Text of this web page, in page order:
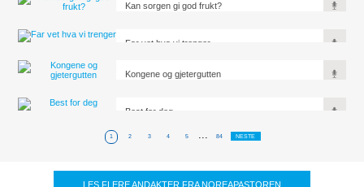
Kan sorgen gi god frukt?
Far vet hva vi trenger
Kongene og gjetergutten
Best for deg
1 2 3 4 5 ... 84 NESTE
LES FLERE ANDAKTER FRA NOREAPASTOREN